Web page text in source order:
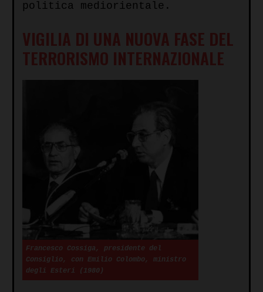
politica mediorientale.
VIGILIA DI UNA NUOVA FASE DEL
TERRORISMO INTERNAZIONALE
Francesco Cossiga, presidente del
Consiglio, con Emilio Colombo, ministro
degli Esteri (1980)